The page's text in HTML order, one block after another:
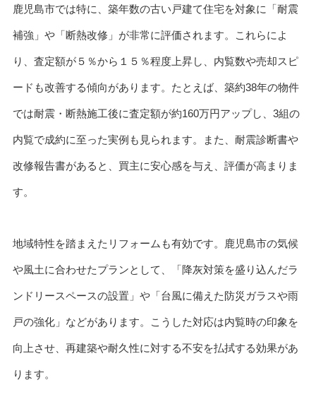
鹿児島市では特に、築年数の古い戸建て住宅を対象に「耐震
補強」や「断熱改修」が非常に評価されます。これらによ
り、査定額が５％から１５％程度上昇し、内覧数や売却スピ
ードも改善する傾向があります。たとえば、築約38年の物件
では耐震・断熱施工後に査定額が約160万円アップし、3組の
内覧で成約に至った実例も見られます。また、耐震診断書や
改修報告書があると、買主に安心感を与え、評価が高まりま
す。
地域特性を踏まえたリフォームも有効です。鹿児島市の気候
や風土に合わせたプランとして、「降灰対策を盛り込んだラ
ンドリースペースの設置」や「台風に備えた防災ガラスや雨
戸の強化」などがあります。こうした対応は内覧時の印象を
向上させ、再建築や耐久性に対する不安を払拭する効果があ
ります。